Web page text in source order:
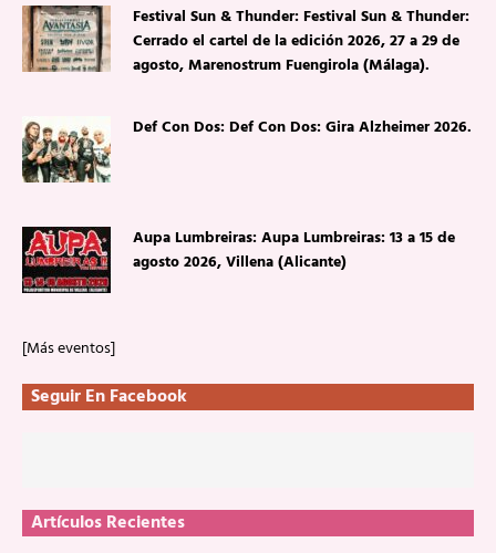
Festival Sun & Thunder: Festival Sun & Thunder:
Cerrado el cartel de la edición 2026, 27 a 29 de
agosto, Marenostrum Fuengirola (Málaga).
Def Con Dos: Def Con Dos: Gira Alzheimer 2026.
Aupa Lumbreiras: Aupa Lumbreiras: 13 a 15 de
agosto 2026, Villena (Alicante)
[Más eventos]
Seguir En Facebook
Artículos Recientes